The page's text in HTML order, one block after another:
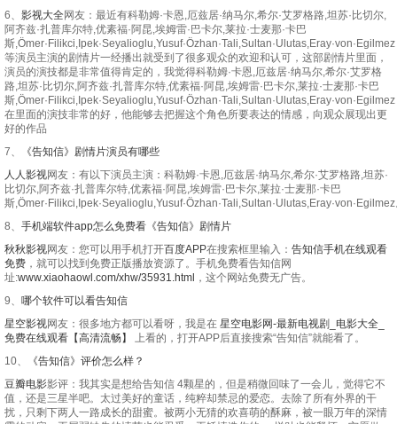
6、 影视大全网友：最近有科勒姆·卡恩,厄兹居·纳马尔,希尔·艾罗格路,坦苏·比切尔,
阿齐兹·扎普库尔特,优素福·阿昆,埃姆雷·巴卡尔,莱拉·士麦那·卡巴
斯,Ömer·Filikci,Ipek·Seyalioglu,Yusuf·Özhan·Tali,Sultan·Ulutas,Eray·von·Egilmez
等演员主演的剧情片一经播出就受到了很多观众的欢迎和认可，这部剧情片里面，
演员的演技都是非常值得肯定的，我觉得科勒姆·卡恩,厄兹居·纳马尔,希尔·艾罗格
路,坦苏·比切尔,阿齐兹·扎普库尔特,优素福·阿昆,埃姆雷·巴卡尔,莱拉·士麦那·卡巴
斯,Ömer·Filikci,Ipek·Seyalioglu,Yusuf·Özhan·Tali,Sultan·Ulutas,Eray·von·Egilmez
在里面的演技非常的好，他能够去把握这个角色所要表达的情感，向观众展现出更
好的作品
7、
《告知信》剧情片演员有哪些
人人影视网友：有以下演员主演：科勒姆·卡恩,厄兹居·纳马尔,希尔·艾罗格路,坦苏·
比切尔,阿齐兹·扎普库尔特,优素福·阿昆,埃姆雷·巴卡尔,莱拉·士麦那·卡巴
斯
8、 手机端软件app怎么免费看《告知信》剧情片
秋秋影视网友：您可以用手机打开百度APP在搜索框里输入： 告知信手机在线观看
免费 ，就可以找到免费正版播放资源了。手机免费看告知信网
址:www.xiaohaowl.com/xhw/35931.html ，这个网站免费无广告。
9、 哪个软件可以看告知信
星空影视网友：很多地方都可以看呀，我是在 星空电影网-最新电视剧_电影大全_
免费在线观看【高清流畅】
上看的，打开APP后直接搜索“告知信”就能看了。
10、
《告知信》评价怎么样？
豆瓣电影影评：我其实是想给告知信 4颗星的，但是稍微回味了一会儿，觉得它不
值，还是三星半吧。太过美好的童话，纯粹却禁忌的爱恋。去除了所有外界的干
扰，只剩下两人一路成长的甜蜜。被两小无猜的欢喜萌的酥麻，被一眼万年的深情